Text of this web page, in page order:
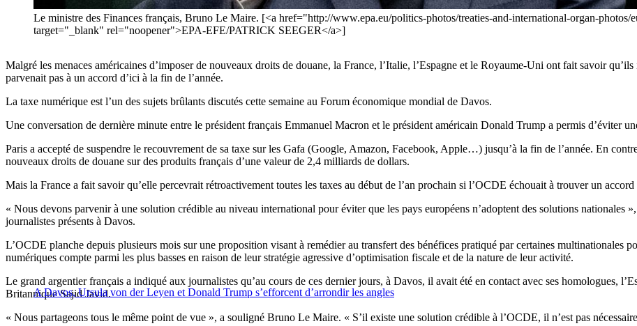
Le ministre des Finances français, Bruno Le Maire. [<a href="http://www.epa.eu/politics-photos/treaties-and-international-organ-photos/
target="_blank" rel="noopener">EPA-EFE/PATRICK SEEGER</a>]
Malgré les menaces américaines d’imposer de nouveaux droits de douane, la France, l’Italie, l’Espagne et le Royaume-Uni ont fait savoir
parvenait pas à un accord d’ici à la fin de l’année.
La taxe numérique est l’un des sujets brûlants discutés cette semaine au Forum économique mondial de Davos.
Une conversation de dernière minute entre le président français Emmanuel Macron et le président américain Donald Trump a permis d’éviter
Paris a accepté de suspendre le recouvrement de sa taxe sur les Gafa (Google, Amazon, Facebook, Apple…) jusqu’à la fin de l’année. En
nouveaux droits de douane sur des produits français d’une valeur de 2,4 milliards de dollars.
Mais la France a fait savoir qu’elle percevrait rétroactivement toutes les taxes au début de l’an prochain si l’OCDE échouait à trouver un
« Nous devons parvenir à une solution crédible au niveau international pour éviter que les pays européens n’adoptent des solutions nationales
journalistes présents à Davos.
L’OCDE planche depuis plusieurs mois sur une proposition visant à remédier au transfert des bénéfices pratiqué par certaines multinationales
numériques compte parmi les plus basses en raison de leur stratégie agressive d’optimisation fiscale et de la nature de leur activité.
A Davos, Ursula von der Leyen et Donald Trump s’efforcent d’arrondir les angles
Le grand argentier français a indiqué aux journalistes qu’au cours de ces dernier jours, à Davos, il avait été en contact avec ses homologues,
Britannique Sajid Javid.
« Nous partageons tous le même point de vue », a souligné Bruno Le Maire. « S’il existe une solution crédible à l’OCDE, il n’est pas